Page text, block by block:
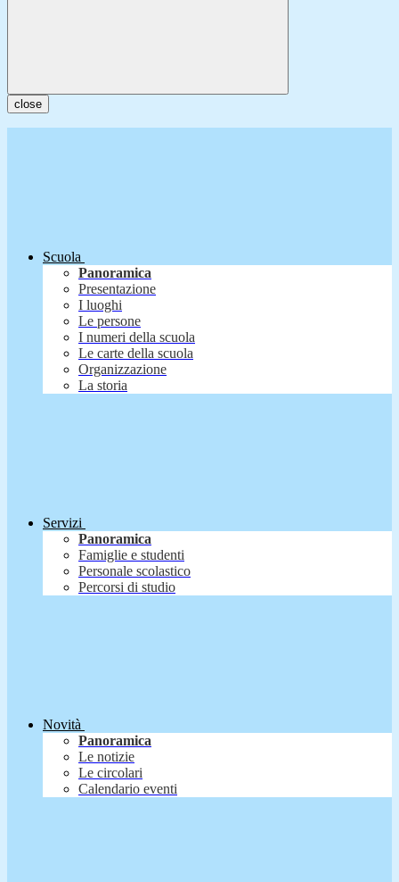
close
Scuola
Panoramica
Presentazione
I luoghi
Le persone
I numeri della scuola
Le carte della scuola
Organizzazione
La storia
Servizi
Panoramica
Famiglie e studenti
Personale scolastico
Percorsi di studio
Novità
Panoramica
Le notizie
Le circolari
Calendario eventi